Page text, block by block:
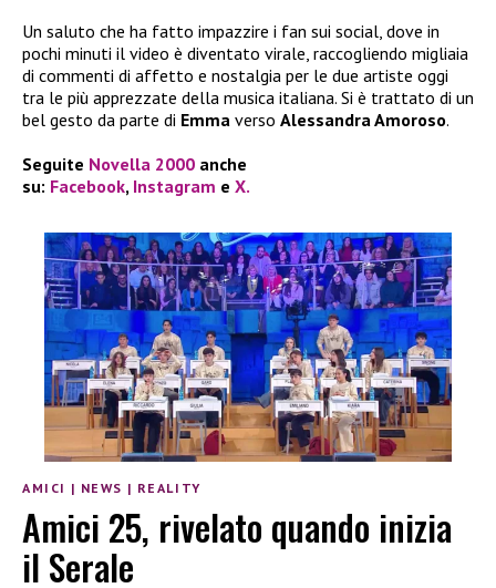
Un saluto che ha fatto impazzire i fan sui social, dove in
pochi minuti il video è diventato virale, raccogliendo migliaia
di commenti di affetto e nostalgia per le due artiste oggi
tra le più apprezzate della musica italiana. Si è trattato di un
bel gesto da parte di Emma verso Alessandra Amoroso.
Seguite Novella 2000 anche
su: Facebook, Instagram e X.
AMICI | NEWS | REALITY
Amici 25, rivelato quando inizia
il Serale